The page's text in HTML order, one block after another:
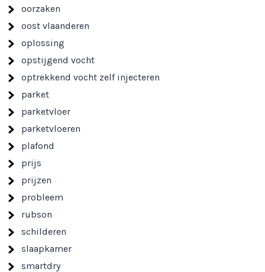
oorzaken
oost vlaanderen
oplossing
opstijgend vocht
optrekkend vocht zelf injecteren
parket
parketvloer
parketvloeren
plafond
prijs
prijzen
probleem
rubson
schilderen
slaapkamer
smartdry